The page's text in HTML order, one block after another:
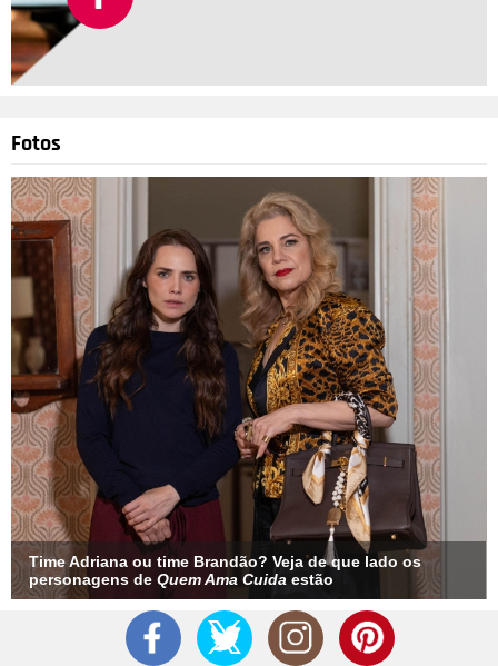
Fotos
Time Adriana ou time Brandão? Veja de que lado os
personagens de Quem Ama Cuida estão